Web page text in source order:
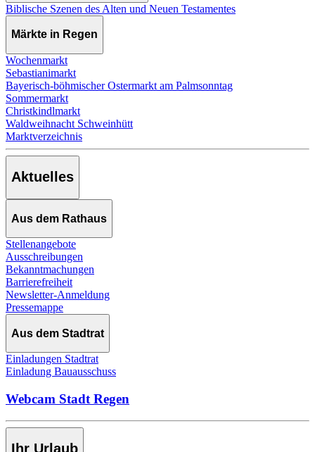
Biblische Szenen des Alten und Neuen Testamentes
Märkte in Regen
Wochenmarkt
Sebastianimarkt
Bayerisch-böhmischer Ostermarkt am Palmsonntag
Sommermarkt
Christkindlmarkt
Waldweihnacht Schweinhütt
Marktverzeichnis
Aktuelles
Aus dem Rathaus
Stellenangebote
Ausschreibungen
Bekanntmachungen
Barrierefreiheit
Newsletter-Anmeldung
Pressemappe
Aus dem Stadtrat
Einladungen Stadtrat
Einladung Bauausschuss
Webcam Stadt Regen
Ihr Urlaub